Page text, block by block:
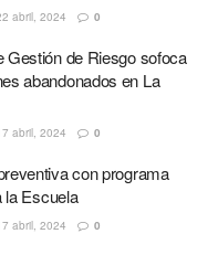
abril, 2024 0
Gestión de Riesgo sofoca
abandonados en La
abril, 2024 0
con programa
la Escuela
abril, 2024 0